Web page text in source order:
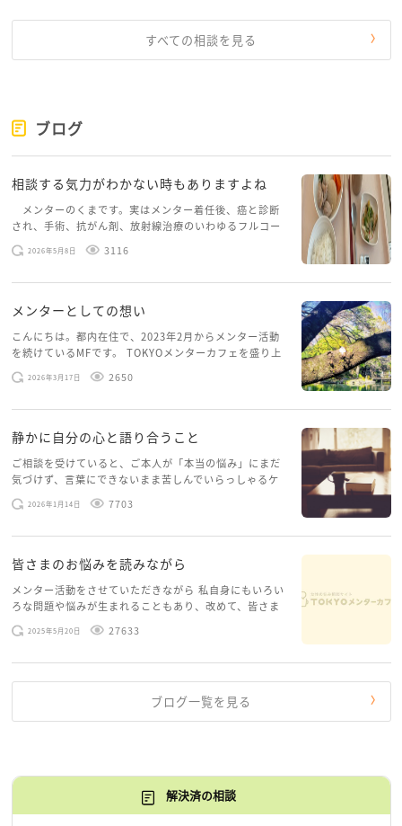
すべての相談を見る
ブログ
相談する気力がわかない時もありますよね
メンターのくまです。実はメンター着任後、癌と診断
され、手術、抗がん剤、放射線治療のいわゆるフルコー
スを体験していて、しばらくメンターカフェに来られて
いませんでした。体力だけでなく、気力も落ちパソコン
2026年5月8日 3116
メンターとしての想い
こんにちは。都内在住で、2023年2月からメンター活動
を続けているMFです。 TOKYOメンターカフェを盛り上
げたいという想いから、勇気を出して初めてブログを投
稿してみようと思います。少し自分のことを書いてみま
2026年3月17日 2650
静かに自分の心と語り合うこと
ご相談を受けていると、ご本人が「本当の悩み」にまだ
気づけず、言葉にできないまま苦しんでいらっしゃるケ
ースがありますお悩みというのは、心の深いところ（深
層心理）に触れることで、まったく違う角度から解決の
2026年1月14日 7703
皆さまのお悩みを読みながら
メンター活動をさせていただきながら 私自身にもいろい
ろな問題や悩みが生まれることもあり、改めて、皆さま
のお悩みを読みながら 「みんな、もがいてる。わたし
だけじゃないんだな」と、逆に励まされるような日々で
2025年5月20日 27633
ブログ一覧を見る
解決済の相談